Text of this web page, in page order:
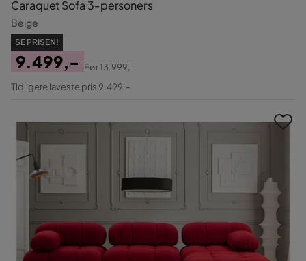
Caraquet Sofa 3-personers
Beige
SE PRISEN!
Pris
9.499,-
Original
Før13.999,-
Tidligere laveste pris 9.499,-